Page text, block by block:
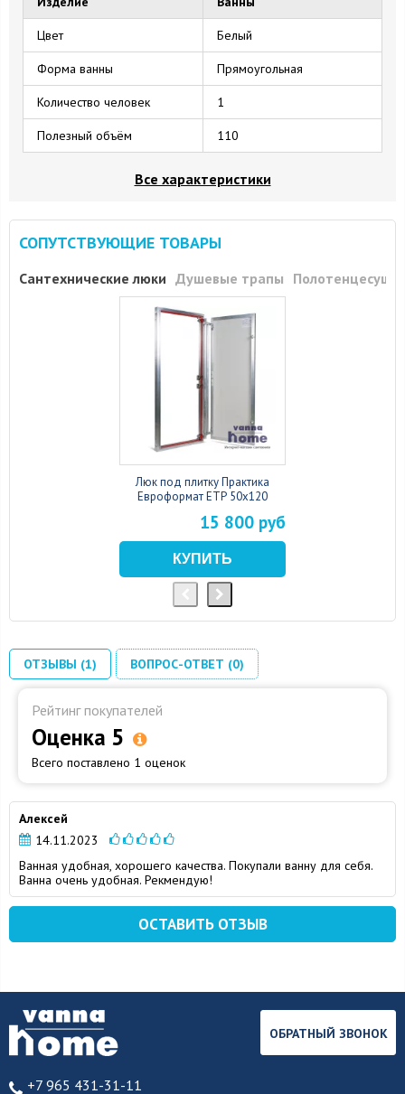
Цвет Белый
Форма ванны Прямоугольная
Количество человек 1
Полезный объём 110
Все характеристики
СОПУТСТВУЮЩИЕ ТОВАРЫ
Сантехнические люки Душевые трапы
Люк под плитку Практика
Евроформат ЕТР 50x120
15 800 руб
ОТЗЫВЫ (1) ВОПРОС-ОТВЕТ (0)
Рейтинг покупателей
Оценка 5
Всего поставлено 1 оценок
Алексей
14.11.2023
Ванная удобная, хорошего качества. Покупали ванну для себя.
Ванна очень удобная. Рекмендую!
ОСТАВИТЬ ОТЗЫВ
+7 965 431-31-11
ОБРАТНЫЙ ЗВОНОК